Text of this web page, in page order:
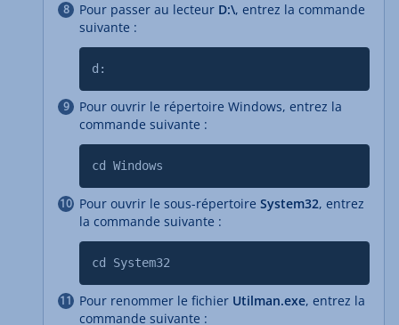
Pour passer au lecteur D:\, entrez la commande
suivante :
d:
Pour ouvrir le répertoire Windows, entrez la
commande suivante :
cd Windows
Pour ouvrir le sous-répertoire System32, entrez
la commande suivante :
cd System32
Pour renommer le fichier Utilman.exe, entrez la
commande suivante :